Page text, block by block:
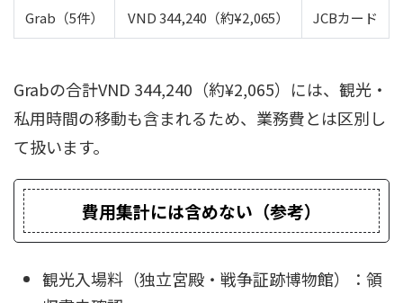
Grab（5件） VND 344,240（約¥2,065） JCBカード
Grabの合計VND 344,240（約¥2,065）には、観光・
私用時間の移動も含まれるため、業務費とは区別し
て扱います。
費用集計には含めない（参考）
観光入場料（独立宮殿・戦争証跡博物館）：領